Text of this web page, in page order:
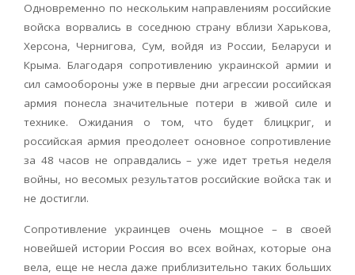
Одновременно по нескольким направлениям российские
войска ворвались в соседнюю страну вблизи Харькова,
Херсона, Чернигова, Сум, войдя из России, Беларуси и
Крыма. Благодаря сопротивлению украинской армии и
сил самообороны уже в первые дни агрессии российская
армия понесла значительные потери в живой силе и
технике. Ожидания о том, что будет блицкриг, и
российская армия преодолеет основное сопротивление
за 48 часов не оправдались – уже идет третья неделя
войны, но весомых результатов российские войска так и
не достигли.
Сопротивление украинцев очень мощное – в своей
новейшей истории Россия во всех войнах, которые она
вела, еще не несла даже приблизительно таких больших